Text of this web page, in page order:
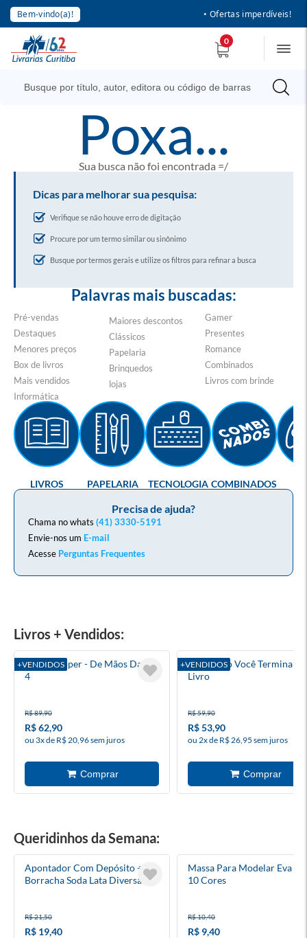
Bem-vindo(a)! • Ofertas imperdíveis!
0
poxa...
Sua busca não foi encontrada =/
Dicas para melhorar sua pesquisa:
Verifique se não houve erro de digitação
Procure por um termo similar ou sinônimo
Busque por termos gerais e utilize os filtros para refinar a busca
Palavras mais buscadas:
Pré-vendas
Destaques
Menores preços
Box de livros
Mais vendidos
Informática
Maiores descontos
Clássicos
Papelaria
Brinquedos
lojas
Gamer
Presentes
Romance
Combinados
Livros com brinde
Precisa de ajuda?
Chama no whats (41) 3330-5191
Envie-nos um E-mail
Acesse Perguntas Frequentes
LIVROS PAPELARIA TECNOLOGIA COMBINADOS
Livros + Vendidos:
+VENDIDOS
Heartstopper - De Mãos Dadas
4
R$ 89,90
R$ 62,90
ou 3x de R$ 20,96 sem juros
+VENDIDOS
Eu Duvido Você Terminar
Livro
R$ 59,90
R$ 53,90
ou 2x de R$ 26,95 sem juros
Queridinhos da Semana:
Apontador Com Depósito +
Borracha Soda Lata Diversas
R$ 21,50
R$ 19,40
Massa Para Modelar Eva
10 Cores
R$ 10,40
R$ 9,40